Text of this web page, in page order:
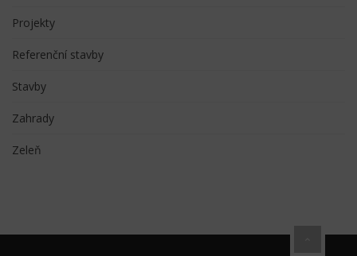
Projekty
Referenční stavby
Stavby
Zahrady
Zeleň